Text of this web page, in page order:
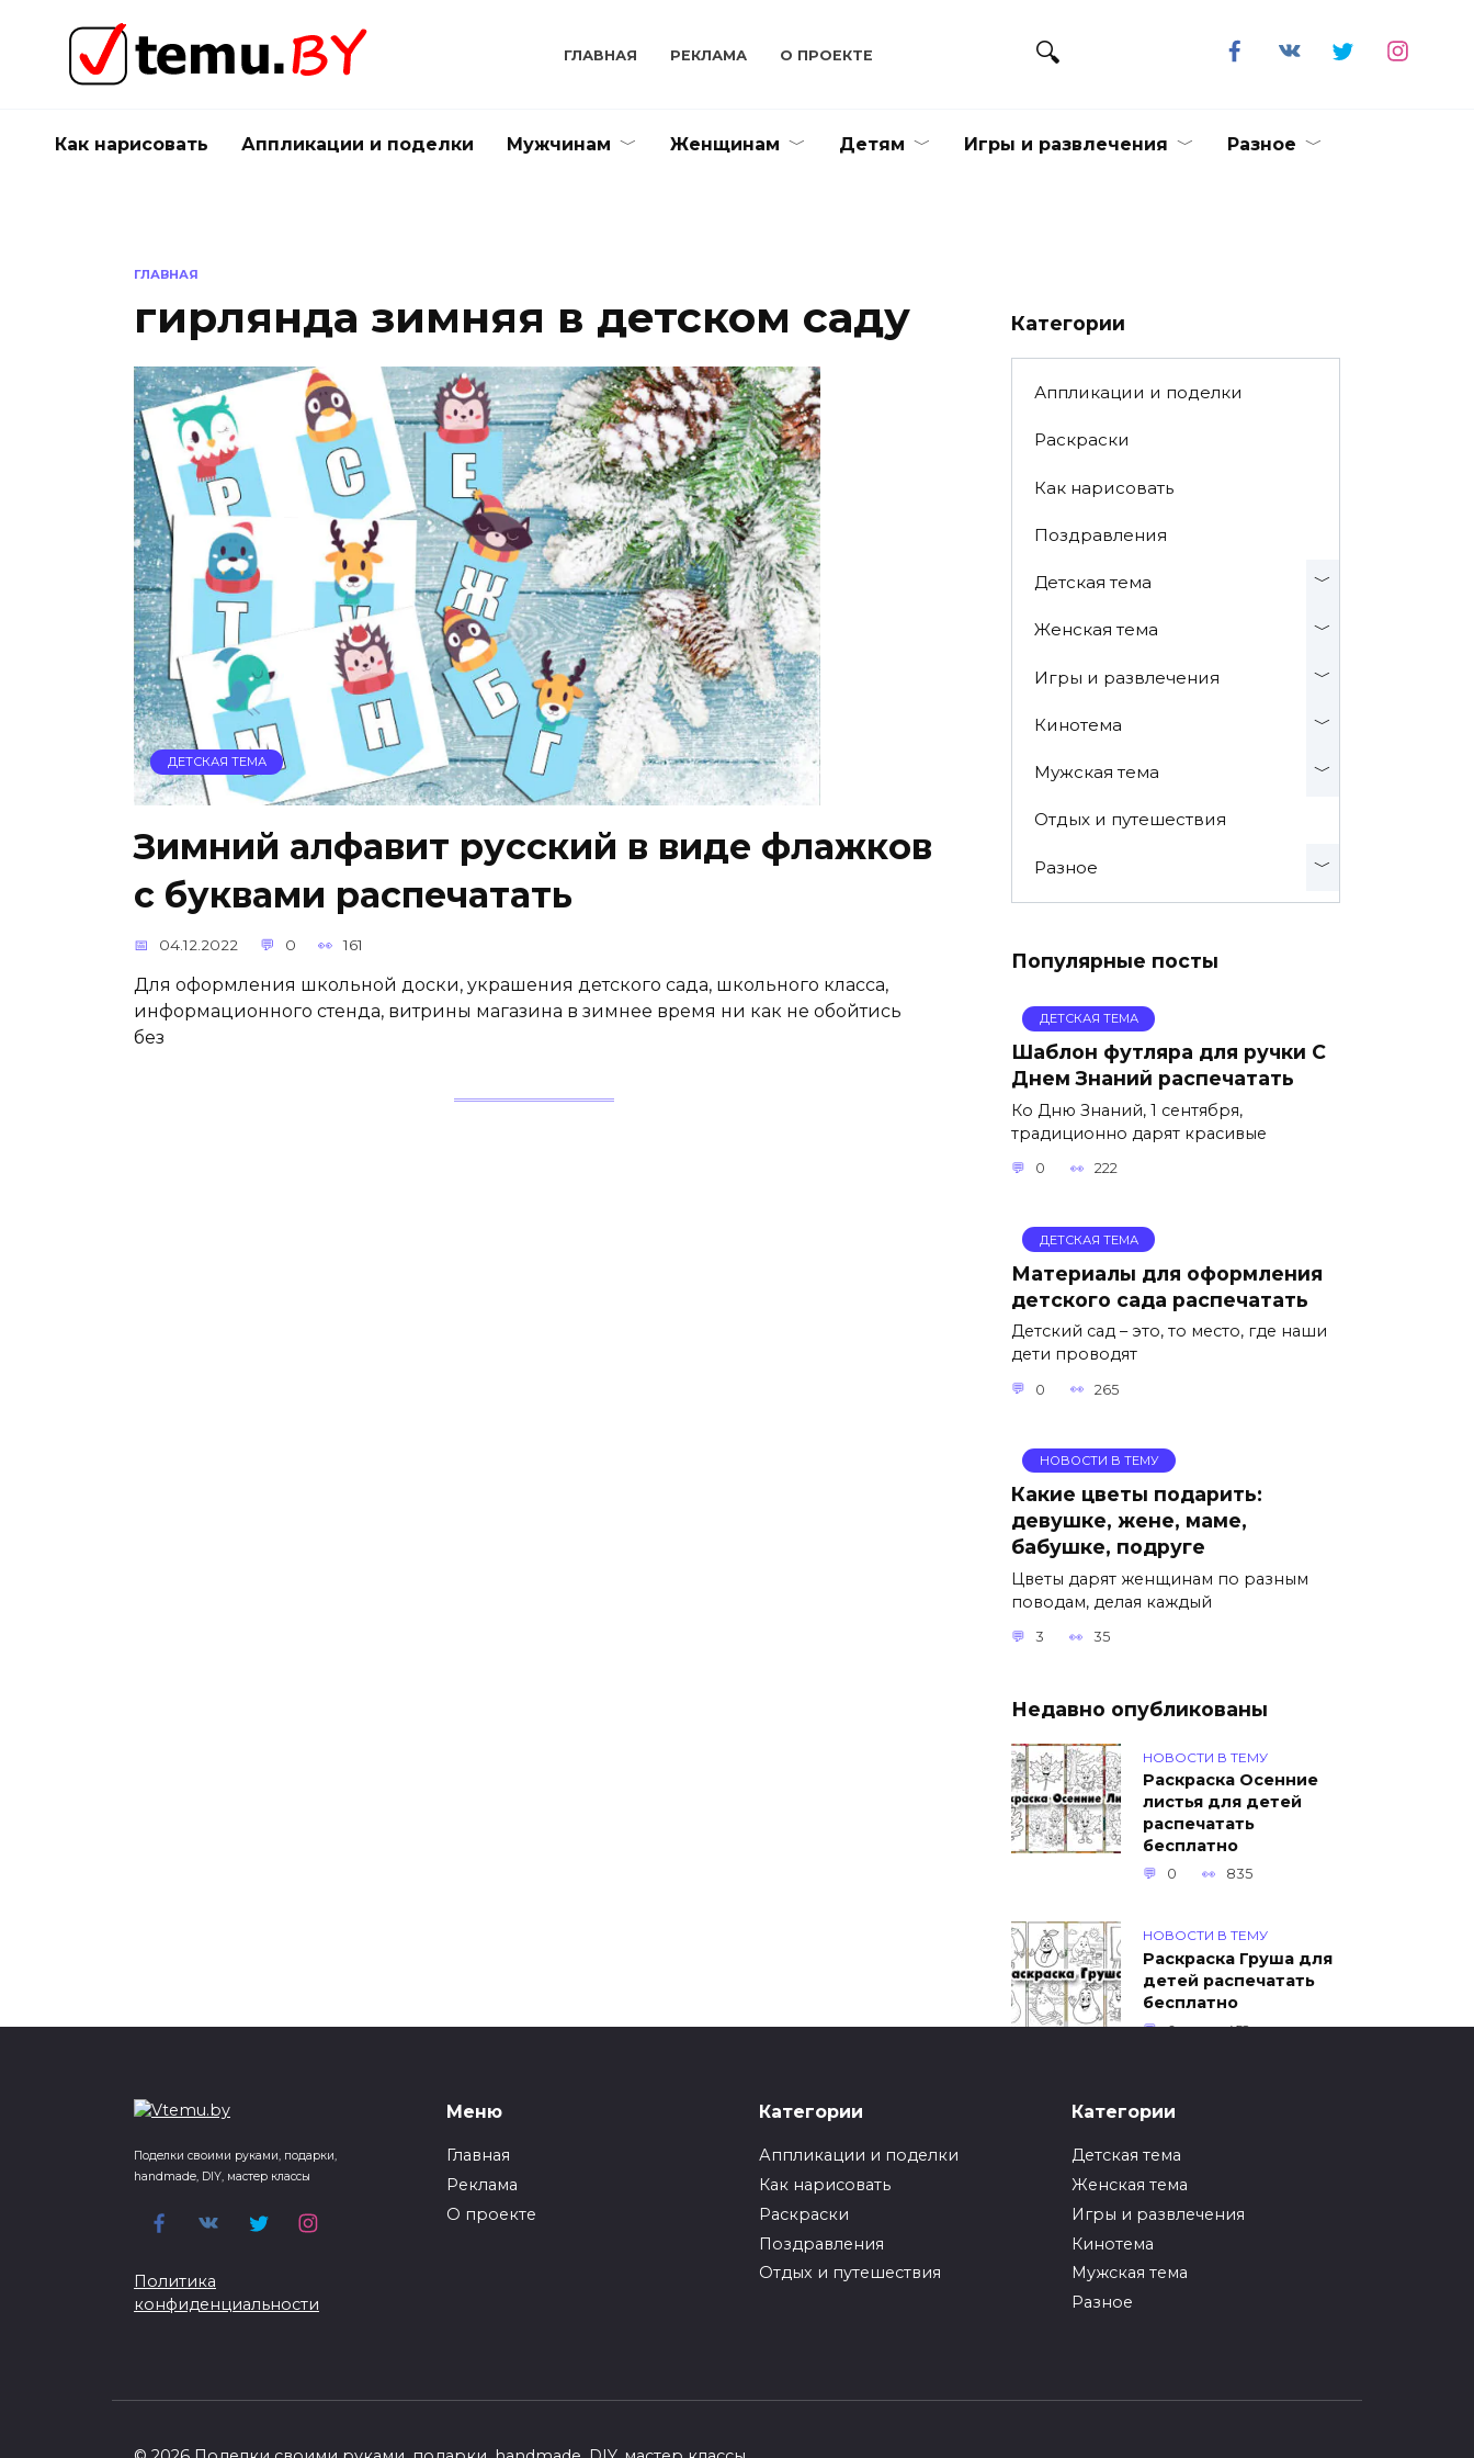
содержанию
ГЛАВНАЯ РЕКЛАМА О ПРОЕКТЕ
Как нарисовать Аппликации и поделки Мужчинам Женщинам Детям Игры и развлечения Разное
ГЛАВНАЯ
гирлянда зимняя в детском саду
ДЕТСКАЯ ТЕМА
Зимний алфавит русский в виде флажков
с буквами распечатать
04.12.2022 0 161
Для оформления школьной доски, украшения детского сада, школьного класса,
информационного стенда, витрины магазина в зимнее время ни как не обойтись
без
Категории
Аппликации и поделки
Раскраски
Как нарисовать
Поздравления
Детская тема
Женская тема
Игры и развлечения
Кинотема
Мужская тема
Отдых и путешествия
Разное
Популярные посты
ДЕТСКАЯ ТЕМА
Шаблон футляра для ручки С
Днем Знаний распечатать
Ко Дню Знаний, 1 сентября,
традиционно дарят красивые
0 222
ДЕТСКАЯ ТЕМА
Материалы для оформления
детского сада распечатать
Детский сад – это, то место, где наши
дети проводят
0 265
НОВОСТИ В ТЕМУ
Какие цветы подарить:
девушке, жене, маме,
бабушке, подруге
Цветы дарят женщинам по разным
поводам, делая каждый
3 35
Недавно опубликованы
НОВОСТИ В ТЕМУ
Раскраска Осенние
листья для детей
распечатать
бесплатно
0 835
НОВОСТИ В ТЕМУ
Раскраска Груша для
детей распечатать
бесплатно
0 452
Как упаковать вещи
0
Как вырастить ананас
из верхушки в
Поделки своими руками, подарки,
handmade, DIY, мастер классы
Политика
конфиденциальности
Меню
Главная
Реклама
О проекте
Категории
Аппликации и поделки
Как нарисовать
Раскраски
Поздравления
Отдых и путешествия
Категории
Детская тема
Женская тема
Игры и развлечения
Кинотема
Мужская тема
Разное